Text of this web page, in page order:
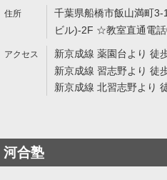
千葉県船橋市飯山満町
ビル)-2F ☆教室直通電
新京成線 薬園台より 徒
新京成線 習志野より 徒
新京成線 北習志野より
河合塾